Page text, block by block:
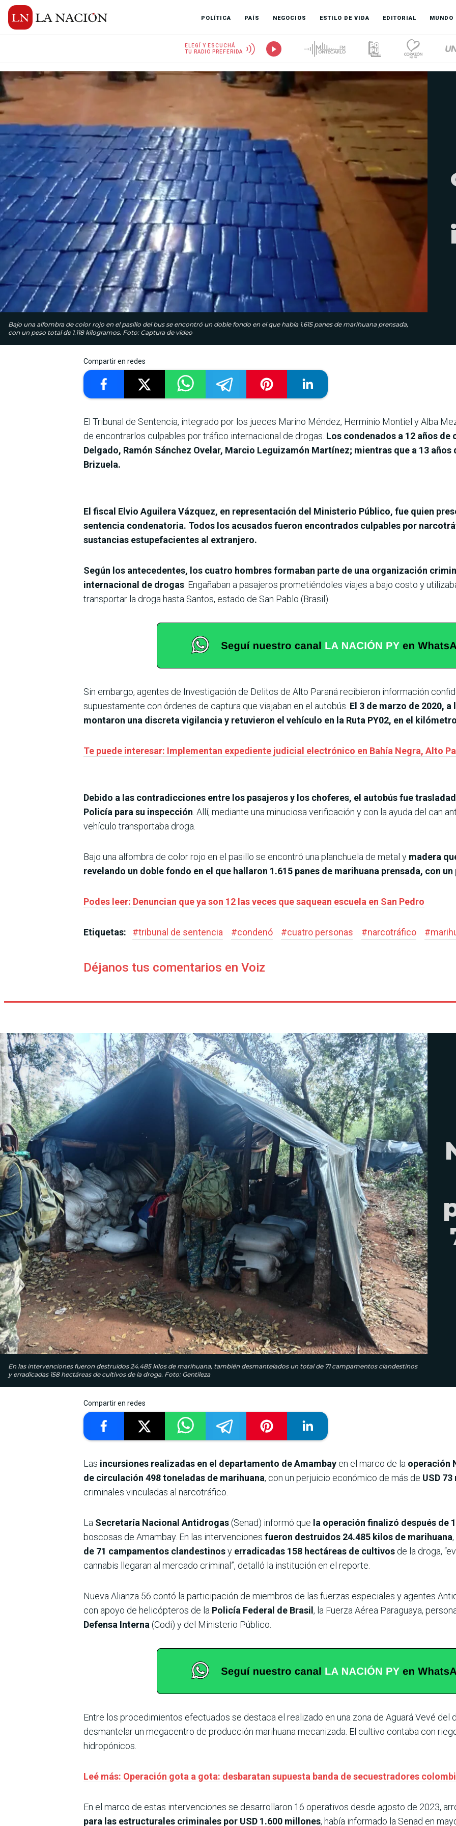
POLÍTICA PAÍS NEGOCIOS ESTILO DE VIDA EDITORIAL MUNDO
ELEGÍ Y ESCUCHÁ
TU RADIO PREFERIDA
Bajo una alfombra de color rojo en el pasillo del bus se encontró un doble fondo en el que había 1.615 panes de marihuana prensada,
con un peso total de 1.118 kilogramos. Foto: Captura de video
Compartir en redes
El Tribunal de Sentencia, integrado por los jueces Marino Méndez, Herminio Montiel y Alba
de encontrarlos culpables por tráfico internacional de drogas. Los condenados a 12 años
Delgado, Ramón Sánchez Ovelar, Marcio Leguizamón Martínez; mientras que a 13
Brizuela.
El fiscal Elvio Aguilera Vázquez, en representación del Ministerio Público, fue quien
sentencia condenatoria. Todos los acusados fueron encontrados culpables por
sustancias estupefacientes al extranjero.
Según los antecedentes, los cuatro hombres formaban parte de una organización
internacional de drogas. Engañaban a pasajeros prometiéndoles viajes a bajo costo y
transportar la droga hasta Santos, estado de San Pablo (Brasil).
Sin embargo, agentes de Investigación de Delitos de Alto Paraná recibieron información
supuestamente con órdenes de captura que viajaban en el autobús. El 3 de marzo de 2020,
montaron una discreta vigilancia y retuvieron el vehículo en la Ruta PY02, en el
Te puede interesar: Implementan expediente judicial electrónico en Bahía Negra, Alto
Debido a las contradicciones entre los pasajeros y los choferes, el autobús fue
Policía para su inspección. Allí, mediante una minuciosa verificación y con la ayuda del can
vehículo transportaba droga.
Bajo una alfombra de color rojo en el pasillo se encontró una planchuela de metal y madera
revelando un doble fondo en el que hallaron 1.615 panes de marihuana prensada, con
Podes leer: Denuncian que ya son 12 las veces que saquean escuela en San Pedro
Etiquetas: #tribunal de sentencia #condenó #cuatro personas #narcotráfico #
Déjanos tus comentarios en Voiz
En las intervenciones fueron destruidos 24.485 kilos de marihuana, también desmantelados un total de 71 campamentos clandestinos
y erradicadas 158 hectáreas de cultivos de la droga. Foto: Gentileza
Compartir en redes
Las incursiones realizadas en el departamento de Amambay en el marco de la operación
de circulación 498 toneladas de marihuana, con un perjuicio económico de más de USD
criminales vinculadas al narcotráfico.
La Secretaría Nacional Antidrogas(Senad) informó que la operación finalizó después de
boscosas de Amambay. En las intervenciones fueron destruidos 24.485 kilos de marihuana
de 71 campamentos clandestinosy erradicadas 158 hectáreas de cultivos de la droga,
cannabis llegaran al mercado criminal”, detalló la institución en el reporte.
Nueva Alianza 56 contó la participación de miembros de las fuerzas especiales y agentes
con apoyo de helicópteros de la Policía Federal de Brasil , la Fuerza Aérea Paraguaya,
Defensa Interna(Codi) y del Ministerio Público.
Entre los procedimientos efectuados se destaca el realizado en una zona de Aguará Vevé del
desmantelar un megacentro de producción marihuana mecanizada. El cultivo contaba con
hidropónicos.
Leé más: Operación gota a gota: desbaratan supuesta banda de secuestradores
En el marco de estas intervenciones se desarrollaron 16 operativos desde agosto de 2023,
para las estructurales criminales por USD 1.600 millones, había informado la Senad en